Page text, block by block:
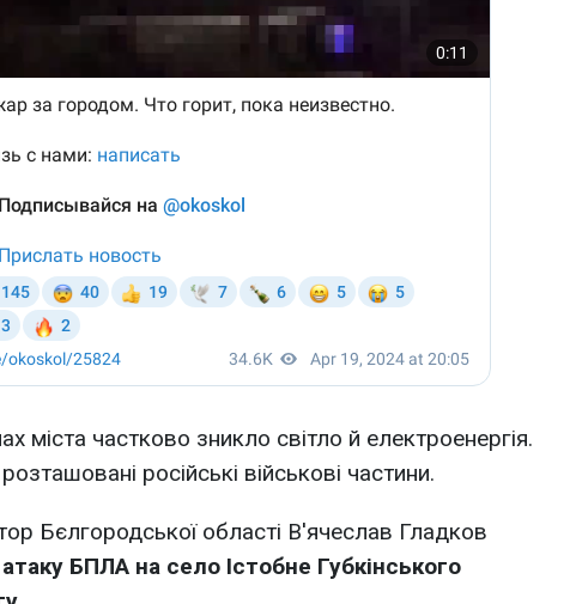
міста частково зникло світло й електроенергія.
російські військові частини.
Бєлгородської області В'ячеслав Гладков
атаку БПЛА на село Істобне Губкінського